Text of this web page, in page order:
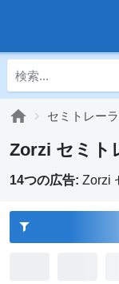
セミトレーラ
Zorzi セミト
14つの広告: Zorzi